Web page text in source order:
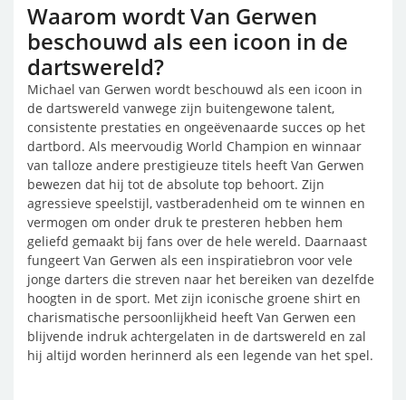
Waarom wordt Van Gerwen
beschouwd als een icoon in de
dartswereld?
Michael van Gerwen wordt beschouwd als een icoon in
de dartswereld vanwege zijn buitengewone talent,
consistente prestaties en ongeëvenaarde succes op het
dartbord. Als meervoudig World Champion en winnaar
van talloze andere prestigieuze titels heeft Van Gerwen
bewezen dat hij tot de absolute top behoort. Zijn
agressieve speelstijl, vastberadenheid om te winnen en
vermogen om onder druk te presteren hebben hem
geliefd gemaakt bij fans over de hele wereld. Daarnaast
fungeert Van Gerwen als een inspiratiebron voor vele
jonge darters die streven naar het bereiken van dezelfde
hoogten in de sport. Met zijn iconische groene shirt en
charismatische persoonlijkheid heeft Van Gerwen een
blijvende indruk achtergelaten in de dartswereld en zal
hij altijd worden herinnerd als een legende van het spel.